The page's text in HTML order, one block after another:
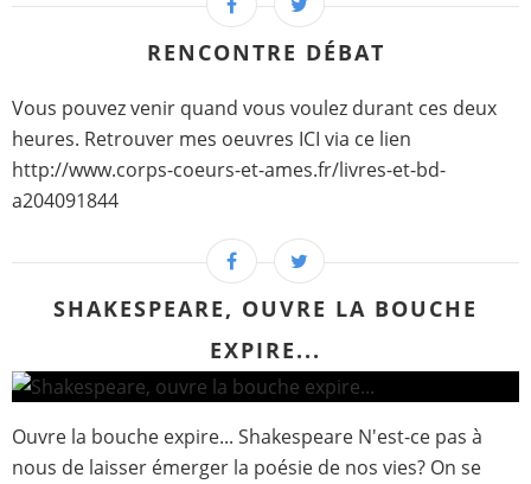
RENCONTRE DÉBAT
Vous pouvez venir quand vous voulez durant ces deux
heures. Retrouver mes oeuvres ICI via ce lien
http://www.corps-coeurs-et-ames.fr/livres-et-bd-
a204091844
SHAKESPEARE, OUVRE LA BOUCHE
EXPIRE...
Ouvre la bouche expire... Shakespeare N'est-ce pas à
nous de laisser émerger la poésie de nos vies? On se